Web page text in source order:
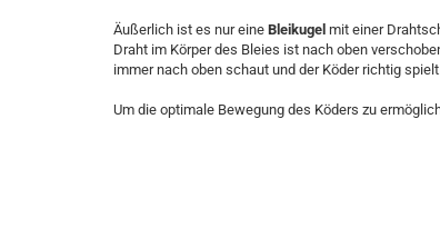
Äußerlich ist es nur eine Bleikugel mit einer
Draht im Körper des Bleies ist nach oben
immer nach oben schaut und der Köder richtig
Um die optimale Bewegung des Köders zu